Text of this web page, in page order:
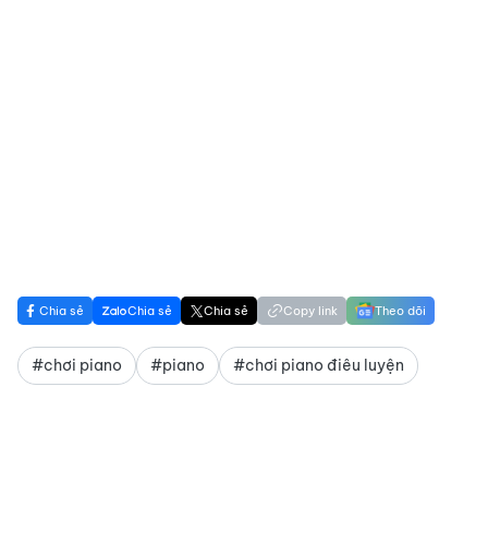
Chia sẻ Chia sẻ Chia sẻ Copy link Theo dõi
#chơi piano #piano #chơi piano điêu luyện